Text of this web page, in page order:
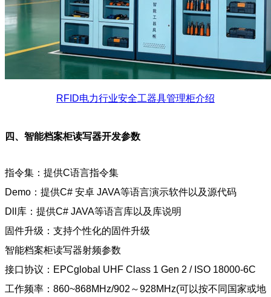
RFID电力行业安全工器具管理柜介绍
四、智能档案柜读写器开发参数
指令集：提供C语言指令集
Demo：提供C# 安卓 JAVA等语言演示软件以及源代码
Dll库：提供C# JAVA等语言库以及库说明
固件升级：支持个性化的固件升级
智能档案柜读写器射频参数
接口协议：EPCglobal UHF Class 1 Gen 2 / ISO 18000-6C
工作频率：860~868MHz/902～928MHz(可以按不同国家或地